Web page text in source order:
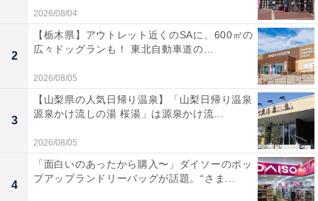
2026/08/04
2
【栃木県】アウトレット近くのSAに、600㎡の
広々ドッグランも！ 東北自動車道の...
2026/08/05
3
【山梨県の人気日帰り温泉】「山梨日帰り温泉
源泉かけ流しの湯 桜湯」は源泉かけ流...
2026/08/05
4
「面白いのあったから購入〜」ダイソーのポッ
プアップランドリーバッグが話題。“さま...